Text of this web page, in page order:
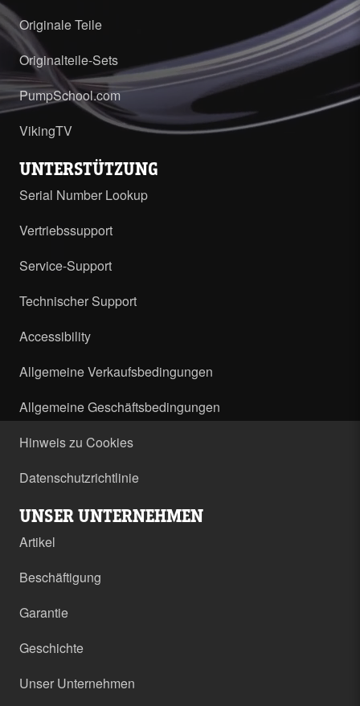
Originale Teile
Originalteile-Sets
PumpSchool.com
VikingTV
UNTERSTÜTZUNG
Serial Number Lookup
Vertriebssupport
Service-Support
Technischer Support
Accessibility
Allgemeine Verkaufsbedingungen
Allgemeine Geschäftsbedingungen
Hinweis zu Cookies
Datenschutzrichtlinie
UNSER UNTERNEHMEN
Artikel
Beschäftigung
Garantie
Geschichte
Unser Unternehmen